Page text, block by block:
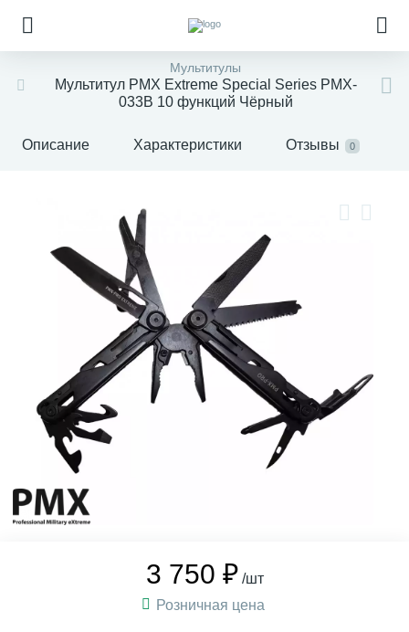
Мультитулы
Мультитул PMX Extreme Special Series PMX-
033B 10 функций Чёрный
Описание Характеристики Отзывы 0
3 750 ₽ /шт
Розничная цена